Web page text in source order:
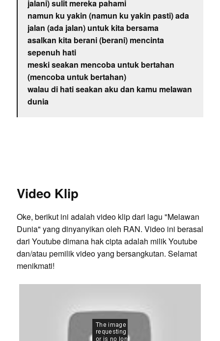
jalani) sulit mereka pahami
namun ku yakin (namun ku yakin pasti) ada
jalan (ada jalan) untuk kita bersama
asalkan kita berani (berani) mencinta
sepenuh hati
meski seakan mencoba untuk bertahan
(mencoba untuk bertahan)
walau di hati seakan aku dan kamu melawan
dunia
Video Klip
Oke, berikut ini adalah video klip dari lagu "Melawan
Dunia" yang dinyanyikan oleh RAN. Video ini berasal
dari Youtube dimana hak cipta adalah milik Youtube
dan/atau pemilik video yang bersangkutan. Selamat
menikmati!